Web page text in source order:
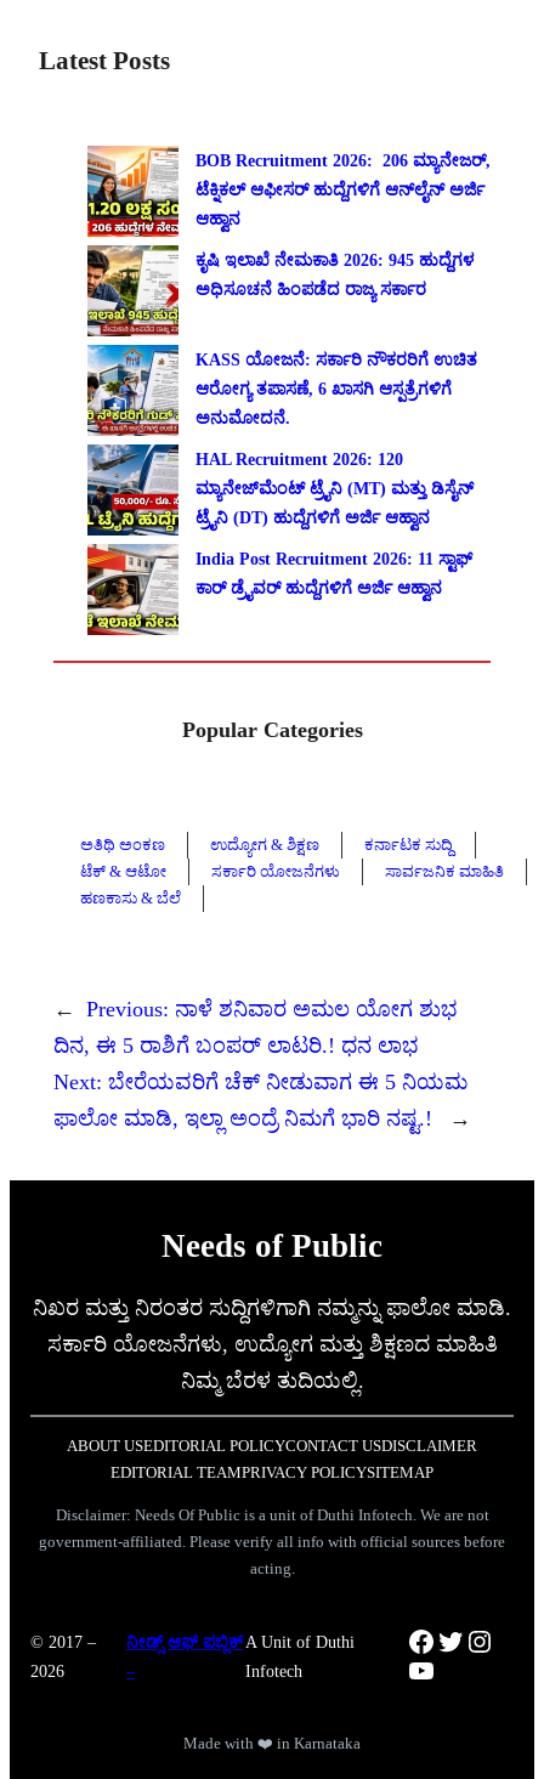
Latest Posts
BOB Recruitment 2026: 206 ಮ್ಯಾನೇಜರ್,
ಟೆಕ್ನಿಕಲ್ ಆಫೀಸರ್ ಹುದ್ದೆಗಳಿಗೆ ಆನ್‌ಲೈನ್ ಅರ್ಜಿ
ಆಹ್ವಾನ
ಕೃಷಿ ಇಲಾಖೆ ನೇಮಕಾತಿ 2026: 945 ಹುದ್ದೆಗಳ
ಅಧಿಸೂಚನೆ ಹಿಂಪಡೆದ ರಾಜ್ಯ ಸರ್ಕಾರ
KASS ಯೋಜನೆ: ಸರ್ಕಾರಿ ನೌಕರರಿಗೆ ಉಚಿತ
ಆರೋಗ್ಯ ತಪಾಸಣೆ, 6 ಖಾಸಗಿ ಆಸ್ಪತ್ರೆಗಳಿಗೆ
ಅನುಮೋದನೆ.
HAL Recruitment 2026: 120
ಮ್ಯಾನೇಜ್‌ಮೆಂಟ್ ಟ್ರೈನಿ (MT) ಮತ್ತು ಡಿಸೈನ್
ಟ್ರೈನಿ (DT) ಹುದ್ದೆಗಳಿಗೆ ಅರ್ಜಿ ಆಹ್ವಾನ
India Post Recruitment 2026: 11 ಸ್ಟಾಫ್
ಕಾರ್ ಡ್ರೈವರ್ ಹುದ್ದೆಗಳಿಗೆ ಅರ್ಜಿ ಆಹ್ವಾನ
Popular Categories
ಅತಿಥಿ ಅಂಕಣ ಉದ್ಯೋಗ & ಶಿಕ್ಷಣ
ಕರ್ನಾಟಕ ಸುದ್ದಿ
ಟೆಕ್ & ಆಟೋ
ಸರ್ಕಾರಿ ಯೋಜನೆಗಳು
ಸಾರ್ವಜನಿಕ ಮಾಹಿತಿ
ಹಣಕಾಸು & ಬೆಲೆ
← Previous: ನಾಳೆ ಶನಿವಾರ ಅಮಲ ಯೋಗ ಶುಭ
ದಿನ, ಈ 5 ರಾಶಿಗೆ ಬಂಪರ್ ಲಾಟರಿ.! ಧನ ಲಾಭ
Next: ಬೇರೆಯವರಿಗೆ ಚೆಕ್ ನೀಡುವಾಗ ಈ 5 ನಿಯಮ
ಫಾಲೋ ಮಾಡಿ, ಇಲ್ಲಾ ಅಂದ್ರೆ ನಿಮಗೆ ಭಾರಿ ನಷ್ಟ.!
→
Needs of Public
ನಿಖರ ಮತ್ತು ನಿರಂತರ ಸುದ್ದಿಗಳಿಗಾಗಿ ನಮ್ಮನ್ನು ಫಾಲೋ ಮಾಡಿ.
ಸರ್ಕಾರಿ ಯೋಜನೆಗಳು, ಉದ್ಯೋಗ ಮತ್ತು ಶಿಕ್ಷಣದ ಮಾಹಿತಿ
ನಿಮ್ಮ ಬೆರಳ ತುದಿಯಲ್ಲಿ.
ABOUT USEDITORIAL POLICYCONTACT USDISCLAIMER
EDITORIAL TEAMPRIVACY POLICYSITEMAP
Disclaimer: Needs Of Public is a unit of Duthi Infotech. We are not
government-affiliated. Please verify all info with official sources before
acting.
© 2017 –
2026
ನೀಡ್ಸ್ ಆಫ್ ಪಬ್ಲಿಕ್
–
A Unit of Duthi
Infotech
Facebook
Twitter
YouTube
Made with ❤️ in Karnataka